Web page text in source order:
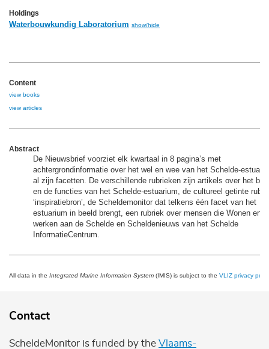
Holdings
Waterbouwkundig Laboratorium show/hide
Content
view books
view articles
Abstract
De Nieuwsbrief voorziet elk kwartaal in 8 pagina’s met
achtergrondinformatie over het wel en wee van het Schelde-
al zijn facetten. De verschillende rubrieken zijn artikels over het
en de functies van het Schelde-estuarium, de cultureel getinte
‘inspiratiebron’, de Scheldemonitor dat telkens één facet van het
estuarium in beeld brengt, een rubriek over mensen die Wonen en
werken aan de Schelde en Scheldenieuws van het Schelde
InformatieCentrum.
All data in the Integrated Marine Information System (IMIS) is subject to the VLIZ privacy
Contact
ScheldeMonitor is funded by the Vlaams-